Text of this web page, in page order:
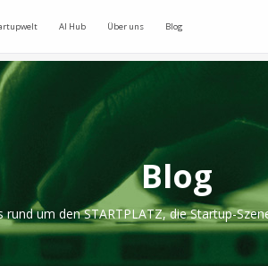
AI Hub Über uns Blog
Blog
rund um den STARTPLATZ, die Startup-